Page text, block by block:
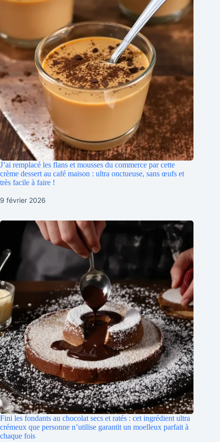
J’ai remplacé les flans et mousses du commerce par cette
crème dessert au café maison : ultra onctueuse, sans œufs et
très facile à faire !
9 février 2026
Fini les fondants au chocolat secs et ratés : cet ingrédient ultra
crémeux que personne n’utilise garantit un moelleux parfait à
chaque fois